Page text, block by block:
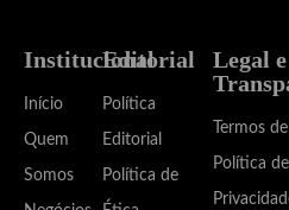
Institucional
Início
Quem
Somos
Editorial
Política
Editorial
Política de
Legal e
Termos
Política de